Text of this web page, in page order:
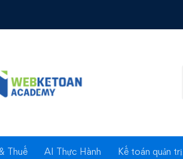
Thuế AI Thực Hành Kế toán quản trị
CHUYỂN ĐỔI SỐ TIÊU BIỂU